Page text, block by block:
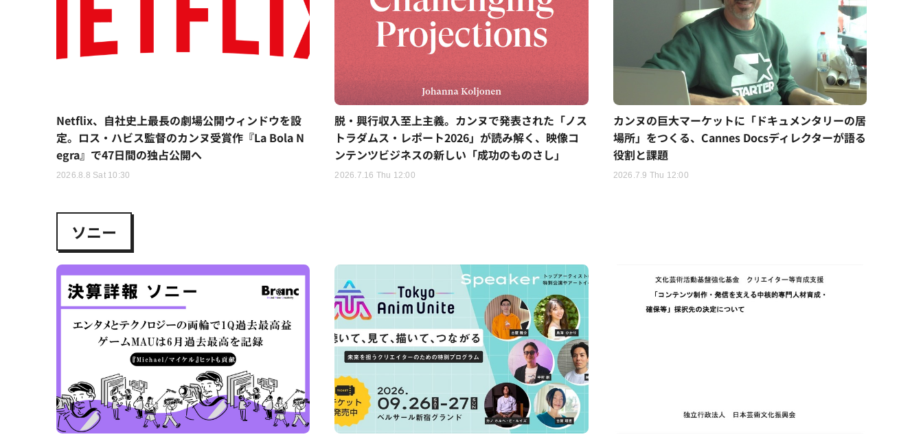
Netflix、自社史上最長の劇場公開ウィンドウを設
定。ロス・ハビス監督のカンヌ受賞作『La Bola N
egra』で47日間の独占公開へ
2026.8.8 Sat 10:30
脱・興行収入至上主義。カンヌで発表された「ノス
トラダムス・レポート2026」が読み解く、映像コ
ンテンツビジネスの新しい「成功のものさし」
2026.7.16 Thu 12:00
カンヌの巨大マーケットに「ドキュメンタリーの居
場所」をつくる、Cannes Docsディレクターが語る
役割と課題
2026.7.9 Thu 12:00
ソニー